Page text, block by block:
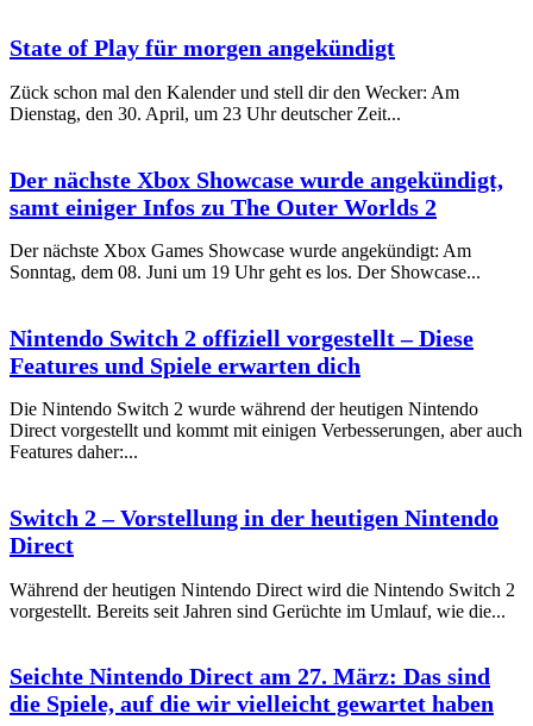
State of Play für morgen angekündigt
Zück schon mal den Kalender und stell dir den Wecker: Am
Dienstag, den 30. April, um 23 Uhr deutscher Zeit...
Der nächste Xbox Showcase wurde angekündigt,
samt einiger Infos zu The Outer Worlds 2
Der nächste Xbox Games Showcase wurde angekündigt: Am
Sonntag, dem 08. Juni um 19 Uhr geht es los. Der Showcase...
Nintendo Switch 2 offiziell vorgestellt – Diese
Features und Spiele erwarten dich
Die Nintendo Switch 2 wurde während der heutigen Nintendo
Direct vorgestellt und kommt mit einigen Verbesserungen, aber auch
Features daher:...
Switch 2 – Vorstellung in der heutigen Nintendo
Direct
Während der heutigen Nintendo Direct wird die Nintendo Switch 2
vorgestellt. Bereits seit Jahren sind Gerüchte im Umlauf, wie die...
Seichte Nintendo Direct am 27. März: Das sind
die Spiele, auf die wir vielleicht gewartet haben